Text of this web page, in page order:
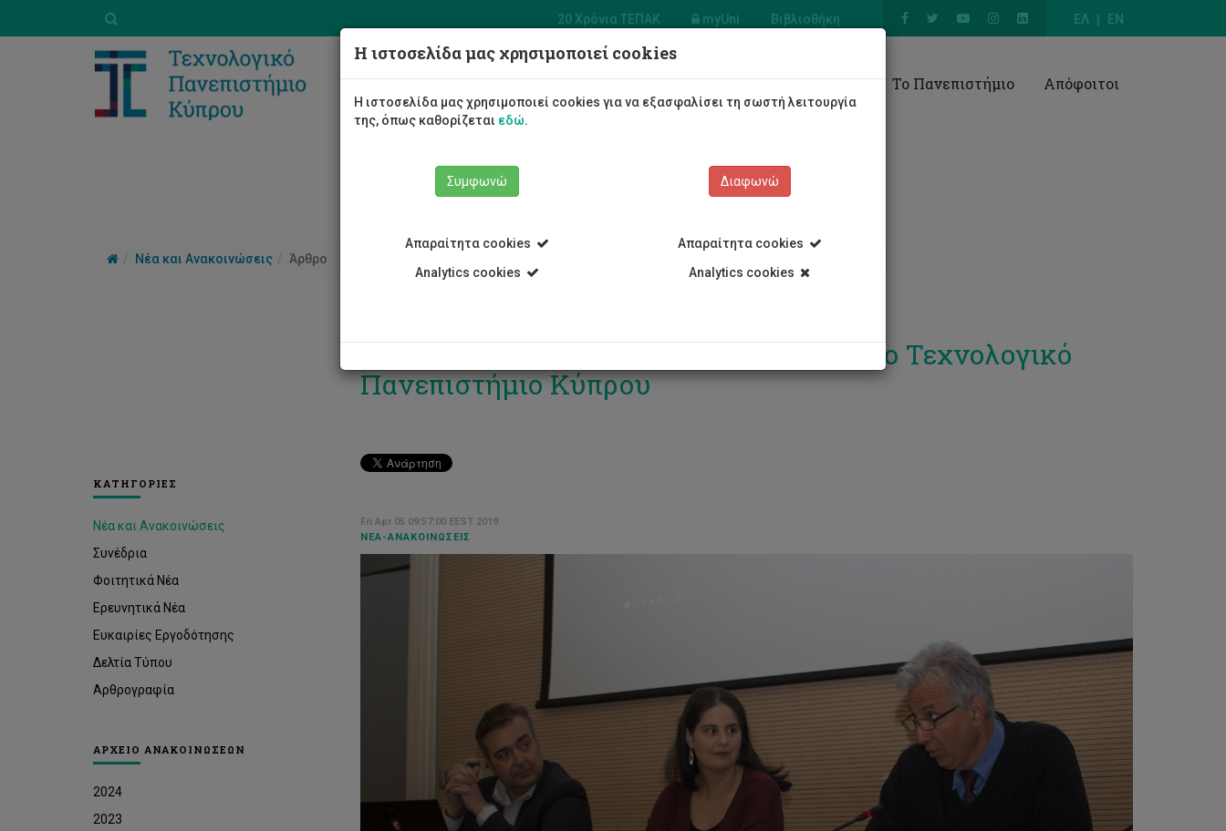
ΕΛ EN
20 Χρόνια ΤΕΠΑΚ myUni Βιβλιοθήκη
Φοιτητές/τριες Σπουδές Έρευνα Το Πανεπιστήμιο Απόφοιτοι
Νέα και Ανακοινώσεις Άρθρο
ΚΑΤΗΓΟΡΙΕΣ
Νέα και Ανακοινώσεις
Συνέδρια
Φοιτητικά Νέα
Ερευνητικά Νέα
Ευκαιρίες Εργοδότησης
Δελτία Τύπου
Αρθρογραφία
ΑΡΧΕΙΟ ΑΝΑΚΟΙΝΩΣΕΩΝ
2024
2023
Παρουσίαση Κέντρου Αριστείας RISE στο Τεχνολογικό
Πανεπιστήμιο Κύπρου
Fri Apr 05 09:57:00 EEST 2019
ΝΈΑ-ΑΝΑΚΟΙΝΏΣΕΙΣ
Η ιστοσελίδα μας χρησιμοποιεί cookies
Η ιστοσελίδα μας χρησιμοποιεί cookies για να εξασφαλίσει τη σωστή λειτουργία
της, όπως καθορίζεται εδώ.
Συμφωνώ
Απαραίτητα cookies
Analytics cookies
Διαφωνώ
Απαραίτητα cookies
Analytics cookies